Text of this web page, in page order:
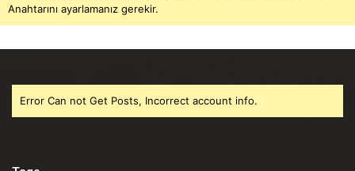
Anahtarını ayarlamanız gerekir.
Error Can not Get Posts, Incorrect account info.